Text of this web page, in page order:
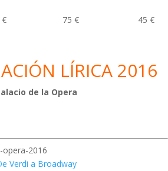
75 € 45 €
LÍRICA 2016
de la Opera
Verdi a Broadway